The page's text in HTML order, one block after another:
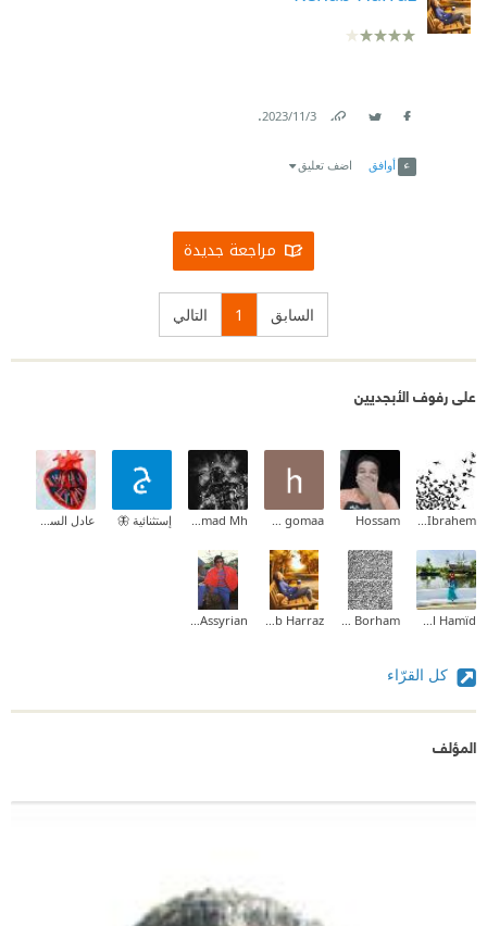
3‏/11‏/2023
.
أوافق اضف تعليق
مراجعة جديدة
السابق 1 التالي
على رفوف الأبجديين
Mohamed Ibrahem
Hossam
hesham gomaa
Mohammad Mh إستثنائية 🦋 عادل السومري
Ayah Abd Al Hamïd
Ahmad Borham
Rehab Harraz
Ashoraya Assyrian
كل القرّاء
المؤلف